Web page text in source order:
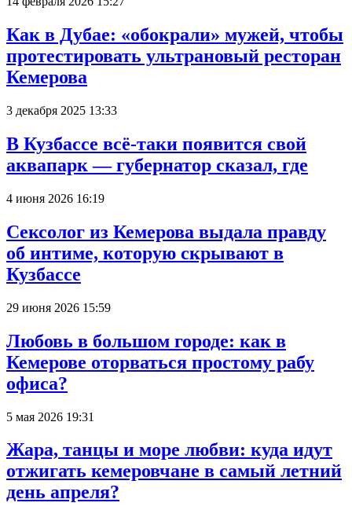
Как в Дубае: «обокрали» мужей, чтобы
протестировать ультрановый ресторан
Кемерова
3 декабря 2025 13:33
В Кузбассе всё-таки появится свой
аквапарк — губернатор сказал, где
4 июня 2026 16:19
Сексолог из Кемерова выдала правду
об интиме, которую скрывают в
Кузбассе
29 июня 2026 15:59
Любовь в большом городе: как в
Кемерове оторваться простому рабу
офиса?
5 мая 2026 19:31
Жара, танцы и море любви: куда идут
отжигать кемеровчане в самый летний
день апреля?